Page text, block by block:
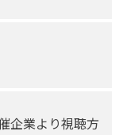
企業より視聴方